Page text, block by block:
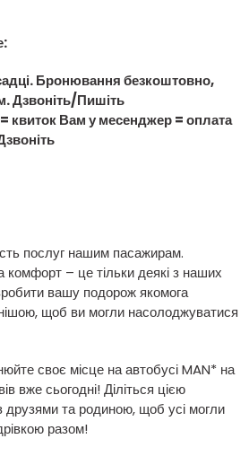
Бронювання безкоштовно,
Дзвоніть/Пишіть
квиток Вам у месенджер = оплата
послуг нашим пасажирам.
комфорт – це тільки деякі з наших
вашу подорож якомога
щоб ви могли насолоджуватися
своє місце на автобусі MAN* на
вже сьогодні! Діліться цією
друзями та родиною, щоб усі могли
разом!